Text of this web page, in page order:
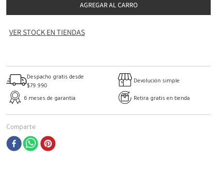
AGREGAR AL CARRO
VER STOCK EN TIENDAS
Despacho gratis desde
$79.990
Devolución simple
6 meses de garantía Retira gratis en tienda
Comparte